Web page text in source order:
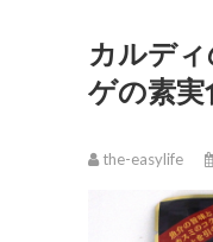
カルデ
ゲの素実
the-easylife